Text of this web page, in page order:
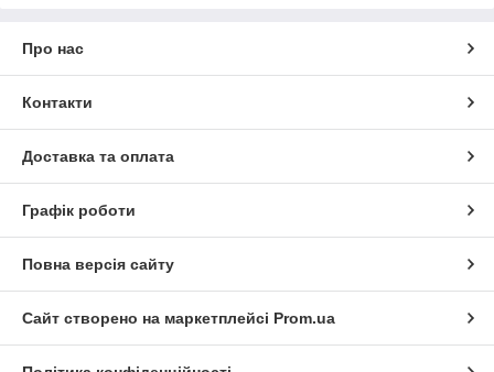
Про нас
Контакти
Доставка та оплата
Графік роботи
Повна версія сайту
Сайт створено на маркетплейсі Prom.ua